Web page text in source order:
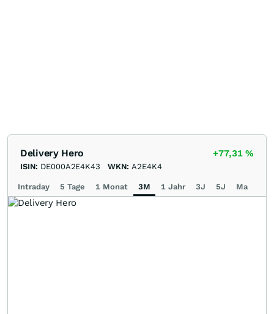
Delivery Hero +77,31%
ISIN: DE000A2E4K43 WKN: A2E4K4
Intraday 5 Tage 1 Monat 3M 1 Jahr 3J 5J Max